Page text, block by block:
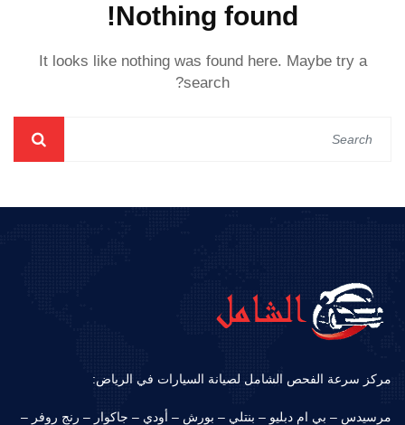
Nothing found!
It looks like nothing was found here. Maybe try a
search?
مركز سرعة الفحص الشامل لصيانة السيارات في الرياض:
مرسيدس – بي ام دبليو – بنتلي – بورش – أودي – جاكوار – رنج روفر –